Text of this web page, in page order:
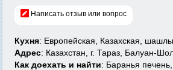
Написать отзыв или вопрос
Кухня: Европейская, Казахская,
Адрес: Казахстан, г. Тараз, Балуан-
Как доехать и найти: Баранья